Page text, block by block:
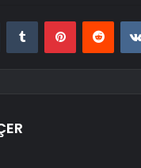
LinkedInTumblr Pinterest